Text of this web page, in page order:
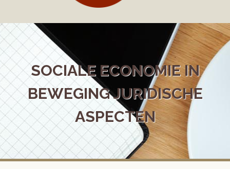
SOCIALE ECONOMIE IN
BEWEGING JURIDISCHE
ASPECTEN